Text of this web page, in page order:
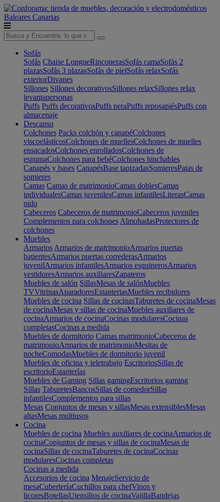
Baleares Canarias
Sofás
Sofás Chaise LongueRinconerasSofás camaSofás 2
plazasSofás 3 plazasSofás de pielSofás relaxSofás
exteriorDivanes
Sillones Sillones decorativosSillones relaxSillones relax
levantapersonas
Puffs Puffs decorativosPuffs peraPuffs reposapiésPuffs con
almacenaje
Descanso
Colchones Packs colchón y canapéColchones
viscoelásticosColchones de muellesColchones de muelles
ensacadosColchones enrolladosColchones de
espumaColchones para bebéColchones hinchables
Canapés y bases CanapésBase tapizadasSomieresPatas de
somieres
Camas Camas de matrimonioCamas doblesCamas
individualesCamas juvenilesCamas infantilesLiterasCamas
nido
Cabeceros Cabeceros de matrimonioCabeceros juveniles
Complementos para colchones AlmohadasProtectores de
colchones
Muebles
Armarios Armarios de matrimonioArmarios puertas
batientesArmarios puertas correderasArmarios
juvenilArmarios infantilesArmarios esquinerosArmarios
vestidoresArmarios auxiliaresZapateros
Muebles de salón SillasMesas de salónMuebles
TVVitrinasAparadoresEstanteriasMuebles recibidores
Muebles de cocina Sillas de cocinasTaburetes de cocinaMesas
de cocinaMesas y sillas de cocinaMuebles auxiliares de
cocinaArmarios de cocinaCocinas modularesCocinas
completasCocinas a medida
Muebles de dormitorio Camas matrimonioCabeceros de
matrimonioArmarios de matrimonioMesitas de
nocheComodasMuebles de dormitorio juvenil
Muebles de oficina y teletrabajo EscritoriosSillas de
escritorioEstanterías
Muebles de Gaming Sillas gamingEscritorios gaming
Sillas TaburetesBancosSillas de comedorSillas
infantilesComplementos para sillas
Mesas Conjuntos de mesas y sillasMesas extensiblesMesas
altasMesas multiusos
Cocina
Muebles de cocina Muebles auxiliares de cocinaArmarios de
cocinaConjuntos de mesas y sillas de cocinaMesas de
cocinaSillas de cocinaTaburetes de cocinaCocinas
modularesCocinas completas
Cocinas a medida
Accesorios de cocina MenajeServicio de
mesaCuberteríaCuchillos para chefVinos y
licoresBotellasUtensilios de cocinaVajillaBandejas